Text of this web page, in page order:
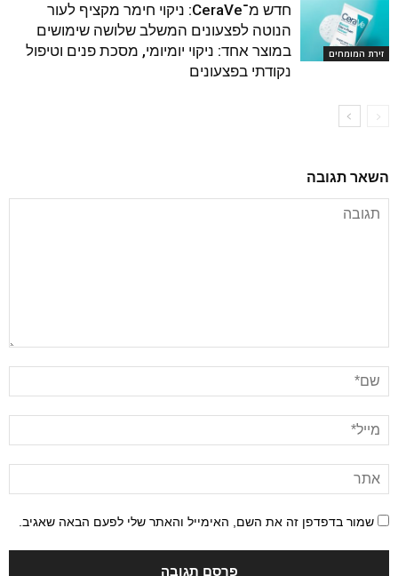
זירת המומחים
חדש מ־CeraVe: ניקוי חימר מקציף לעור
הנוטה לפצעונים המשלב שלושה שימושים
במוצר אחד: ניקוי יומיומי, מסכת פנים וטיפול
נקודתי בפצעונים
השאר תגובה
שמור בדפדפן זה את השם, האימייל והאתר שלי לפעם הבאה שאגיב.